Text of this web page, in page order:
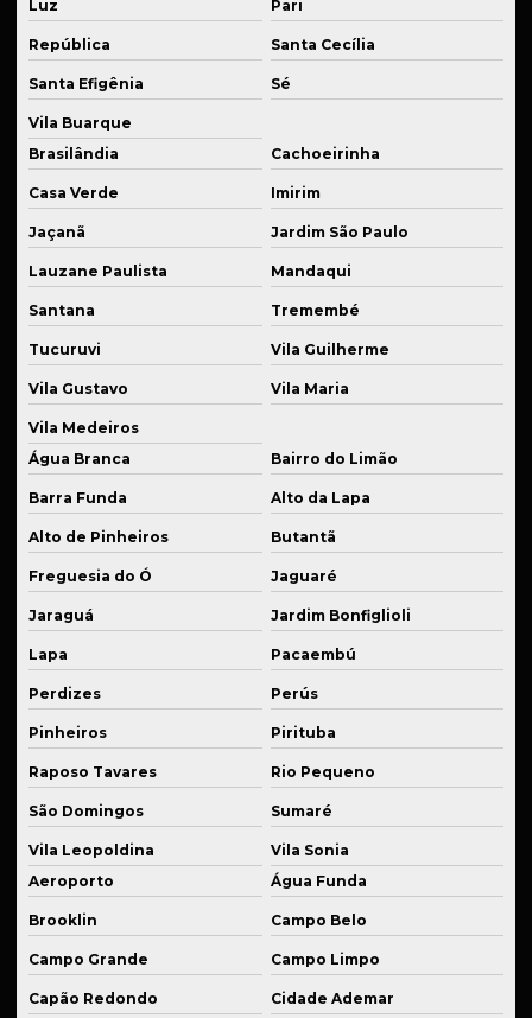
Fabricante de flanges usinadas
Fabricante de peças em cnc
Fabricante de peças para indústria de embalagens
Fabricante de peças mecânicas
Fabricante de peças para setor alimentício
Fabricante de sistema de suspensão
Fabricante de sistemas de suspensão especiais
Fabricante de suspensão a ar
Fornecedor de componentes para suspensão esportiva
Fornecedor de eixos usinados
Fornecedor de kits para suspensão
Fornecedor de molas para suspensão esportiva
Fornecedor de peças industriais plásticas
Fornecedor de peças em latão industrial
Fornecedor de peças de reposição industrial
Fornecedor de serviços de soldagem técnica
Fornecedor de usinagem industrial
Industrialização de peças
Kit de suspensão esportiva
Manutenção de equipamentos
Manutenção de equipamentos industriais
Manutenção de máquina industrial
Manutenção de peças mecânicas
Peças para automação usinadas
Luz Pari
República Santa Cecília
Santa Efigênia Sé
Vila Buarque
Brasilândia
Cachoeirinha
Casa Verde Imirim
Jaçanã Jardim São Paulo
Lauzane Paulista Mandaqui
Santana Tremembé
Tucuruvi Vila Guilherme
Vila Gustavo Vila Maria
Vila Medeiros
Água Branca
Bairro do Limão
Barra Funda Alto da Lapa
Alto de Pinheiros Butantã
Freguesia do Ó Jaguaré
Jaraguá Jardim Bonfiglioli
Lapa Pacaembú
Perdizes Perús
Pinheiros Pirituba
Raposo Tavares Rio Pequeno
São Domingos Sumaré
Vila Leopoldina
Vila Sonia
Aeroporto
Água Funda
Brooklin Campo Belo
Campo Grande Campo Limpo
Capão Redondo Cidade Ademar